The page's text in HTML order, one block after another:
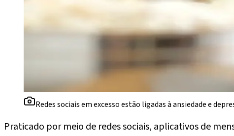
Redes sociais em excesso estão ligadas à ansiedade e
Praticado por meio de redes sociais, aplicativos de